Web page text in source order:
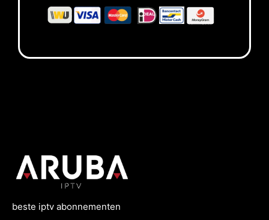
beste iptv abonnementen